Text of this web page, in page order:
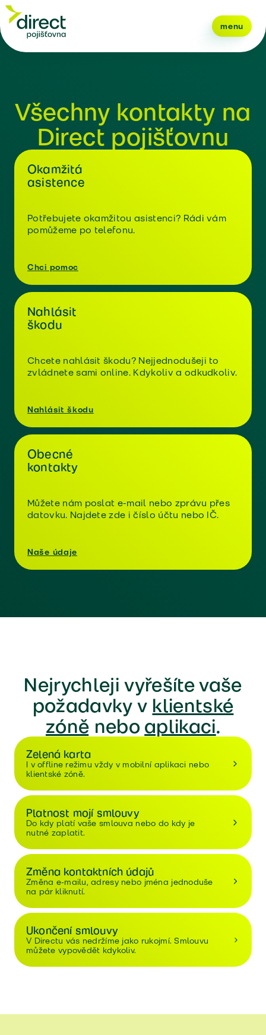
menu
Všechny kontakty na
Direct pojišťovnu
Okamžitá
asistence
Potřebujete okamžitou asistenci? Rádi vám
pomůžeme po telefonu.
Chci pomoc
Nahlásit
škodu
Chcete nahlásit škodu? Nejjednodušeji to
zvládnete sami online. Kdykoliv a odkudkoliv.
Nahlásit škodu
Obecné
kontakty
Můžete nám poslat e-mail nebo zprávu přes
datovku. Najdete zde i číslo účtu nebo IČ.
Naše údaje
Nejrychleji vyřešíte vaše
požadavky v klientské
zóněneboaplikaci.
Zelená karta
I v offline režimu vždy v mobilní aplikaci nebo
klientské zóně.
Platnost mojí smlouvy
Do kdy platí vaše smlouva nebo do kdy je
nutné zaplatit.
Změna kontaktních údajů
Změna e-mailu, adresy nebo jména jednoduše
na pár kliknutí.
Ukončení smlouvy
V Directu vás nedržíme jako rukojmí. Smlouvu
můžete vypovědět kdykoliv.